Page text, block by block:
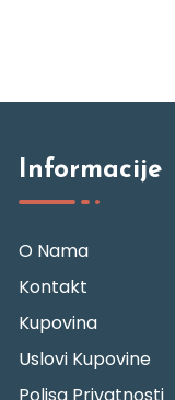
Informacije
O Nama
Kontakt
Kupovina
Uslovi Kupovine